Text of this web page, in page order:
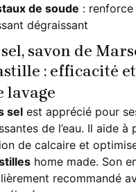
de soude :
dégraissant
savon de
: efficacité
lavage
sel est apprécié pour
de l’eau. Il aide à
de calcaire et
home made. Son
recommandé